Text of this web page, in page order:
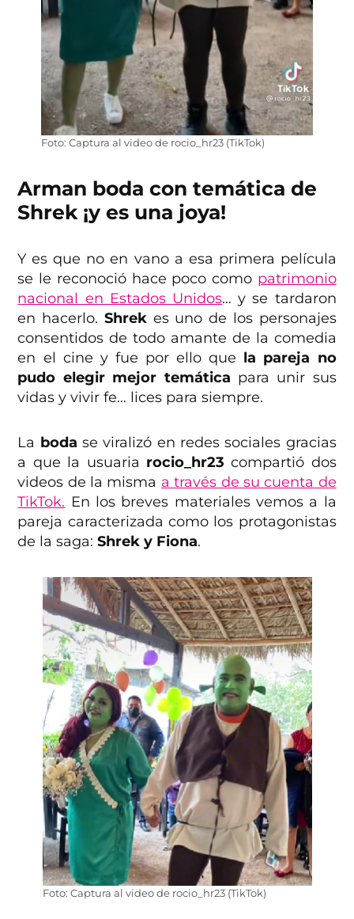
Foto: Captura al video de rocio_hr23 (TikTok)
Arman boda con temática de
Shrek ¡y es una joya!
Y es que no en vano a esa primera película
se le reconoció hace poco como patrimonio
nacional en Estados Unidos… y se tardaron
en hacerlo. Shrekes uno de los personajes
consentidos de todo amante de la comedia
en el cine y fue por ello que la pareja no
pudo elegir mejor temática para unir sus
vidas y vivir fe… lices para siempre.
La boda se viralizó en redes sociales gracias
a que la usuaria rocio_hr23 compartió dos
videos de la misma a través de su cuenta de
TikTok. En los breves materiales vemos a la
pareja caracterizada como los protagonistas
de la saga:Shrek y Fiona.
Foto: Captura al video de rocio_hr23 (TikTok)